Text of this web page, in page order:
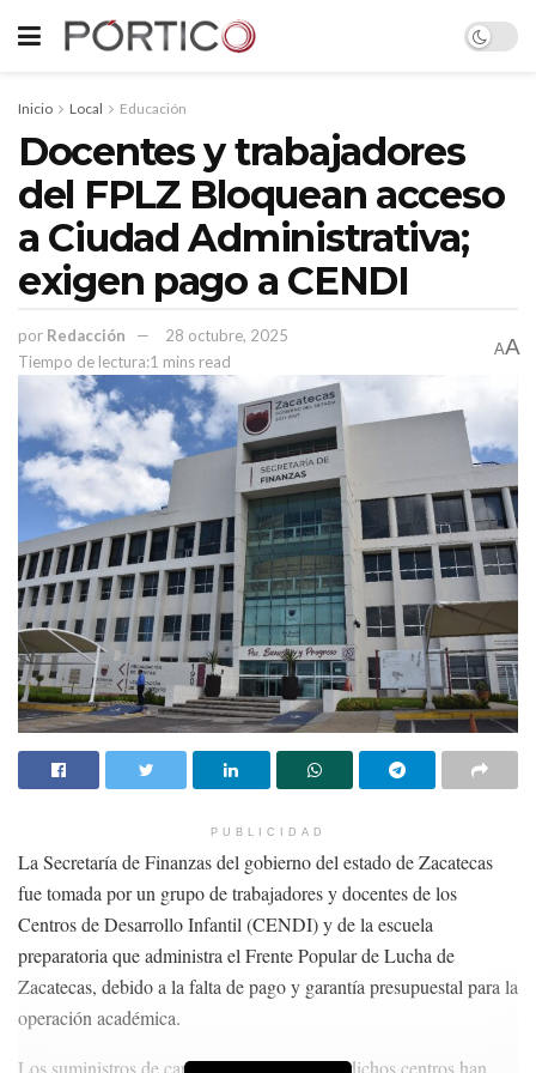
Inicio Local Educación
Docentes y trabajadores
del FPLZ Bloquean acceso
a Ciudad Administrativa;
exigen pago a CENDI
por Redacción
28 octubre, 2025
Tiempo de lectura:1 mins read
AA
PUBLICIDAD
La Secretaría de Finanzas del gobierno del estado de Zacatecas
fue tomada por un grupo de trabajadores y docentes de los
Centros de Desarrollo Infantil (CENDI) y de la escuela
preparatoria que administra el Frente Popular de Lucha de
Zacatecas, debido a la falta de pago y garantía presupuestal para la
operación académica.
Los suministros de canalización de pagos a dichos centros han